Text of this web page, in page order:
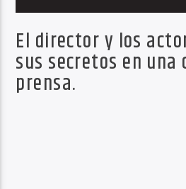
El director y los
sus secretos en una
prensa.